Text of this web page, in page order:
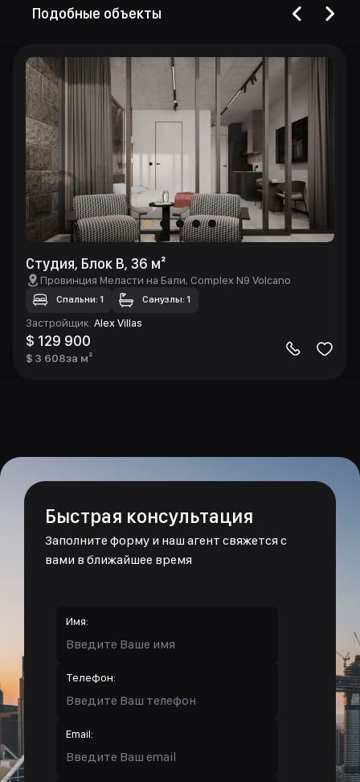
Подобные объекты
Студия, Блок B, 36 м²
Провинция Меласти на Бали, Complex N9 Volcano
Спальни: 1 Санузлы: 1
Застройщик: Alex Villas
$ 129 900
$ 3 608за м²
Быстрая консультация
Заполните форму и наш агент свяжется с
вами в ближайшее время
Имя:
Телефон:
Email: